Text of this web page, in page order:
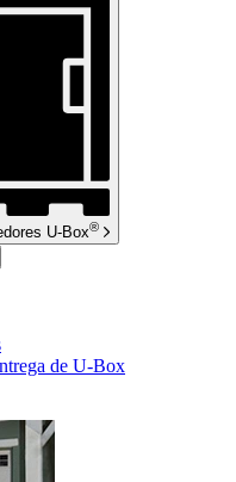
U-Box®
de U-Box